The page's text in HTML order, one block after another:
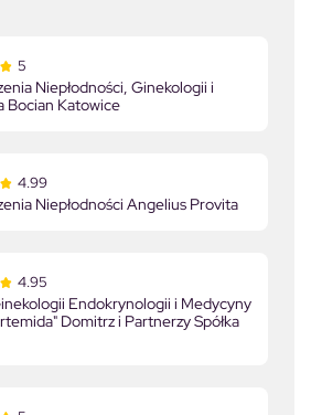
5
Niepłodności, Ginekologii i
Bocian Katowice
4.99
Niepłodności Angelius Provita
4.95
Endokrynologii i Medycyny
Domitrz i Partnerzy Spółka